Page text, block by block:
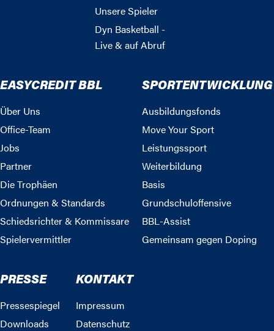
Unsere Spieler
Dyn Basketball -
Live & auf Abruf
EASYCREDIT BBL
Über Uns
Office-Team
Jobs
Partner
Die Trophäen
Ordnungen & Standards
Schiedsrichter & Kommissare
Spielervermittler
SPORTENTWICKLUNG
Ausbildungsfonds
Move Your Sport
Leistungssport
Weiterbildung
Basis
Grundschuloffensive
BBL-Assist
Gemeinsam gegen Doping
PRESSE
Pressespiegel
Downloads
KONTAKT
Impressum
Datenschutz